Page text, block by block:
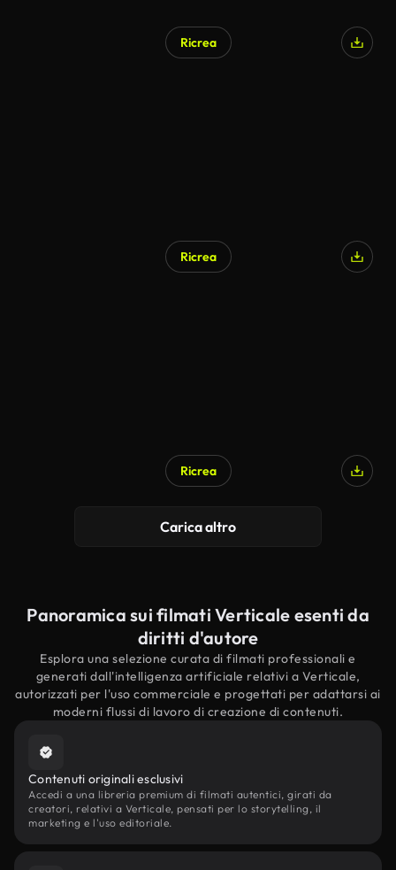
Ricrea
Ricrea
Ricrea
Carica altro
Panoramica sui filmati Verticale esenti da
diritti d'autore
Esplora una selezione curata di filmati professionali e
generati dall'intelligenza artificiale relativi a Verticale,
autorizzati per l'uso commerciale e progettati per adattarsi ai
moderni flussi di lavoro di creazione di contenuti.
Contenuti originali esclusivi
Accedi a una libreria premium di filmati autentici, girati da
creatori, relativi a Verticale, pensati per lo storytelling, il
marketing e l'uso editoriale.